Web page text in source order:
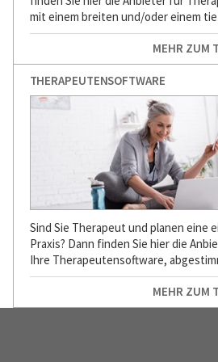
mit einem breiten und/oder einem
MEHR ZUM
THERAPEUTENSOFTWARE
Sind Sie Therapeut und planen eine
Praxis? Dann finden Sie hier die
Ihre Therapeutensoftware,
MEHR ZUM